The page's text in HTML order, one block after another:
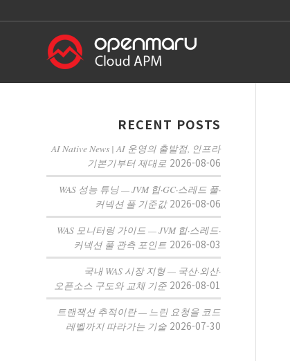
RECENT POSTS
AI Native News | AI 운영의 출발점, 인프라
기본기부터 제대로 2026-08-06
WAS 성능 튜닝 — JVM 힙·GC·스레드 풀·
커넥션 풀 기준값 2026-08-06
WAS 모니터링 가이드 — JVM 힙·스레드·
커넥션 풀 관측 포인트 2026-08-03
국내 WAS 시장 지형 — 국산·외산·
오픈소스 구도와 교체 기준 2026-08-01
트랜잭션 추적이란 — 느린 요청을 코드
레벨까지 따라가는 기술 2026-07-30